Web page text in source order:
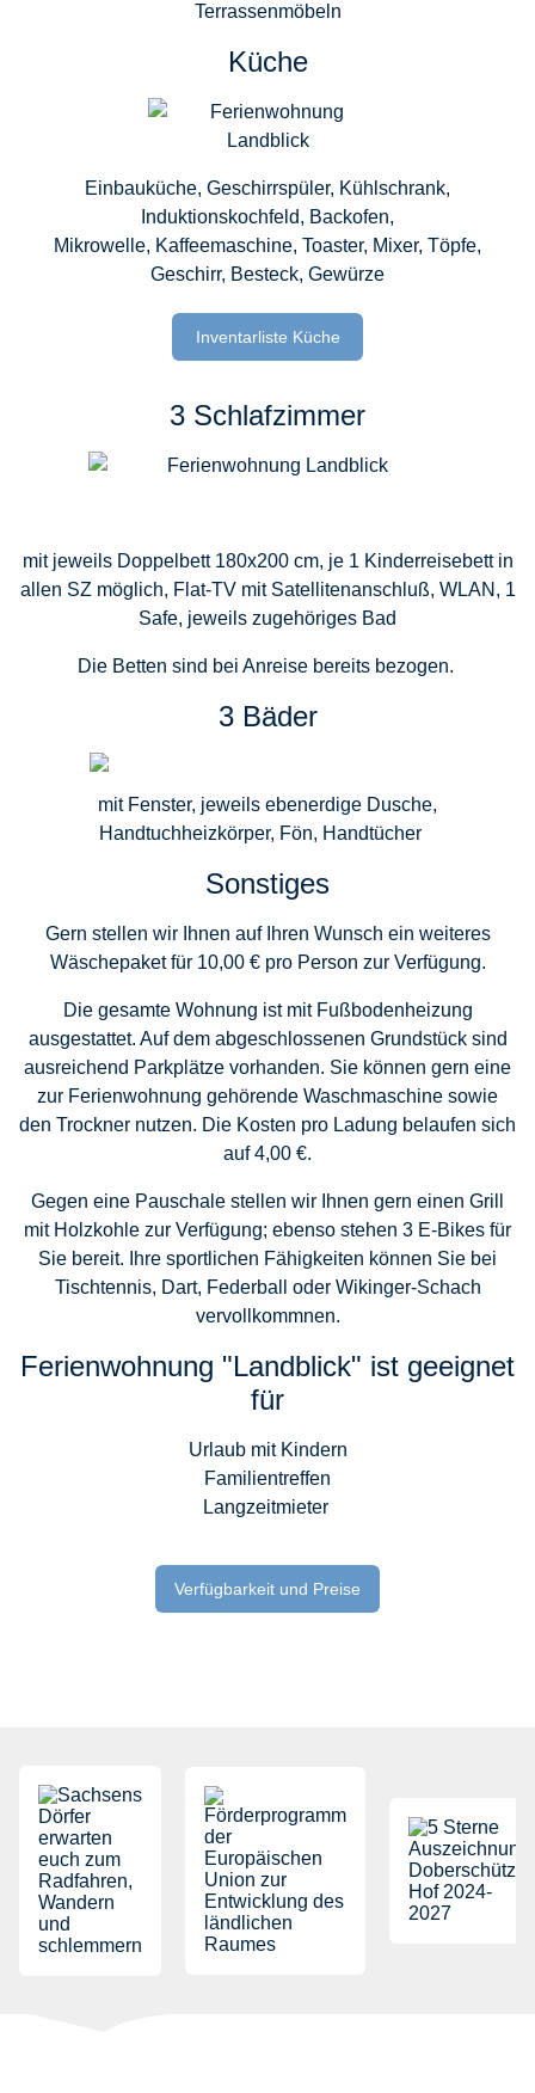
Terrassenmöbeln
Küche
Einbauküche, Geschirrspüler, Kühlschrank,
Induktionskochfeld, Backofen,
Mikrowelle, Kaffeemaschine, Toaster, Mixer, Töpfe,
Geschirr, Besteck, Gewürze
Inventarliste Küche
3 Schlafzimmer
mit jeweils Doppelbett 180x200 cm, je 1 Kinderreisebett in
allen SZ möglich, Flat-TV mit Satellitenanschluß, WLAN, 1
Safe, jeweils zugehöriges Bad
Die Betten sind bei Anreise bereits bezogen.
3 Bäder
mit Fenster, jeweils ebenerdige Dusche,
Handtuchheizkörper, Fön, Handtücher
Sonstiges
Gern stellen wir Ihnen auf Ihren Wunsch ein weiteres
Wäschepaket für 10,00 € pro Person zur Verfügung.
Die gesamte Wohnung ist mit Fußbodenheizung
ausgestattet. Auf dem abgeschlossenen Grundstück sind
ausreichend Parkplätze vorhanden. Sie können gern eine
zur Ferienwohnung gehörende Waschmaschine sowie
den Trockner nutzen. Die Kosten pro Ladung belaufen sich
auf 4,00 €.
Gegen eine Pauschale stellen wir Ihnen gern einen Grill
mit Holzkohle zur Verfügung; ebenso stehen 3 E-Bikes für
Sie bereit. Ihre sportlichen Fähigkeiten können Sie bei
Tischtennis, Dart, Federball oder Wikinger-Schach
vervollkommnen.
Ferienwohnung "Landblick" ist geeignet
für
Urlaub mit Kindern
Familientreffen
Langzeitmieter
Verfügbarkeit und Preise